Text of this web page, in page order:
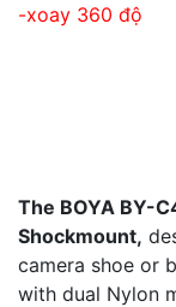
-xoay 360 độ
The BOYA BY-
Shockmount,
camera shoe or
with dual Nylon